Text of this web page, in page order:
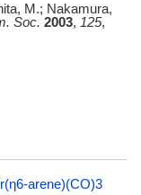
M.; Nakamura,
Soc. 2003, 125,
arene)(CO)3